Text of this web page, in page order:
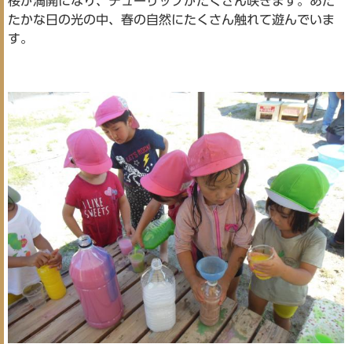
たかな日の光の中、春の自然にたくさん触れて遊んでいま
す。